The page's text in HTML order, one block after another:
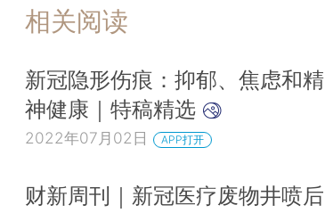
相关阅读
新冠隐形伤痕：抑郁、焦虑和精
神健康｜特稿精选
2022年07月02日 APP打开
财新周刊｜新冠医疗废物井喷后